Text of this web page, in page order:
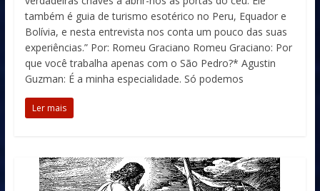
também é guia de turismo esotérico no Peru, Equador e
Bolívia, e nesta entrevista nos conta um pouco das suas
experiências.” Por: Romeu Graciano Romeu Graciano: Por
que você trabalha apenas com o São Pedro?* Agustin
Guzman: É a minha especialidade. Só podemos
Ler mais